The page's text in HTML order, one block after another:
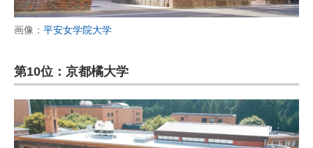
画像： 平安女学院大学
第10位：京都橘大学